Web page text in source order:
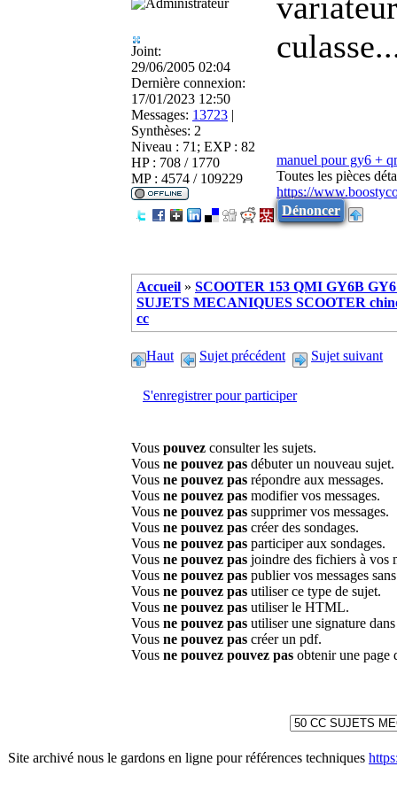
Joint:
29/06/2005 02:04
Dernière connexion:
17/01/2023 12:50
Messages: 13723 |
Synthèses: 2
Niveau : 71; EXP : 82
HP : 708 / 1770
MP : 4574 / 109229
manuel pour gy6 +
Toutes les pièces
https://
Dénoncer
Accueil » SCOOTER 153 QMI GY6B
SUJETS MECANIQUES SCOOTER
cc
Haut Sujet précédent Sujet suivant
S'enregistrer pour participer
Vous pouvez consulter les sujets.
Vous ne pouvez pas débuter un nouveau sujet.
Vous ne pouvez pas répondre aux messages.
Vous ne pouvez pas modifier vos messages.
Vous ne pouvez pas supprimer vos messages.
Vous ne pouvez pas créer des sondages.
Vous ne pouvez pas participer aux sondages.
Vous ne pouvez pas joindre des fichiers à vos
Vous ne pouvez pas publier vos messages
Vous ne pouvez pas utiliser ce type de sujet.
Vous ne pouvez pas utiliser le HTML.
Vous ne pouvez pas utiliser une signature
Vous ne pouvez pas créer un pdf.
Vous ne pouvez pouvez pas obtenir une page
Site archivé nous le gardons en ligne pour références techniques